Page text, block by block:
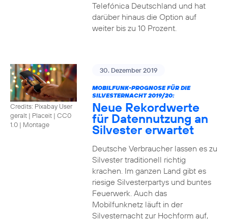
Telefónica Deutschland und hat
darüber hinaus die Option auf
weiter bis zu 10 Prozent.
Credits: Pixabay User
geralt | Placeit | CC0
1.0 | Montage
30. Dezember 2019
MOBILFUNK-PROGNOSE FÜR DIE
SILVESTERNACHT 2019/20:
Neue Rekordwerte
für Datennutzung an
Silvester erwartet
Deutsche Verbraucher lassen es zu
Silvester traditionell richtig
krachen. Im ganzen Land gibt es
riesige Silvesterpartys und buntes
Feuerwerk. Auch das
Mobilfunknetz läuft in der
Silvesternacht zur Hochform auf,